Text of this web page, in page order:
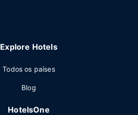
Explore Hotels
Todos os países
Blog
HotelsOne